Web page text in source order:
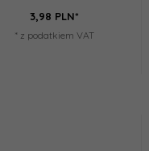
3,98 PLN*
* z podatkiem VAT